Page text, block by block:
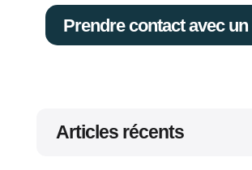
Prendre contact avec
Articles récents